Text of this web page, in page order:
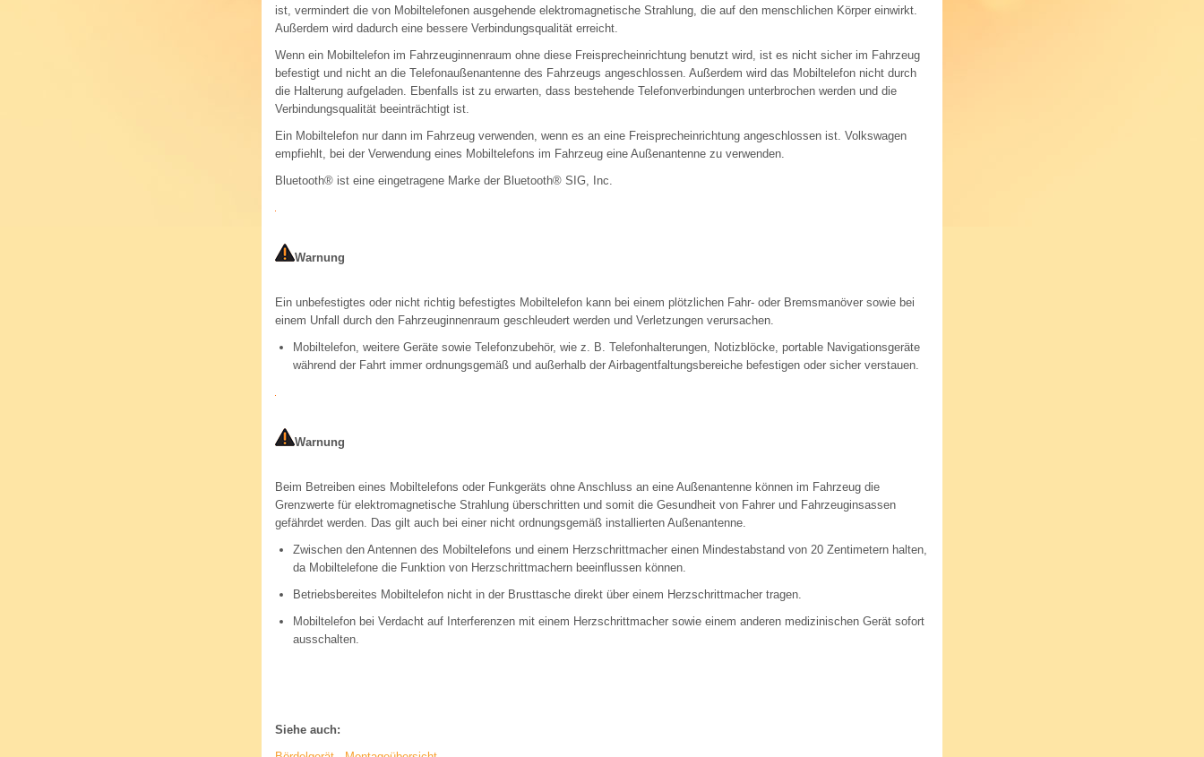
ist, vermindert die von Mobiltelefonen ausgehende elektromagnetische Strahlung, die auf den menschlichen Körper einwirkt.
Außerdem wird dadurch eine bessere Verbindungsqualität erreicht.
Wenn ein Mobiltelefon im Fahrzeuginnenraum ohne diese Freisprecheinrichtung benutzt wird, ist es nicht sicher im Fahrzeug
befestigt und nicht an die Telefonaußenantenne des Fahrzeugs angeschlossen. Außerdem wird das Mobiltelefon nicht durch
die Halterung aufgeladen. Ebenfalls ist zu erwarten, dass bestehende Telefonverbindungen unterbrochen werden und die
Verbindungsqualität beeinträchtigt ist.
Ein Mobiltelefon nur dann im Fahrzeug verwenden, wenn es an eine Freisprecheinrichtung angeschlossen ist. Volkswagen
empfiehlt, bei der Verwendung eines Mobiltelefons im Fahrzeug eine Außenantenne zu verwenden.
Bluetooth® ist eine eingetragene Marke der Bluetooth® SIG, Inc.
Warnung
Ein unbefestigtes oder nicht richtig befestigtes Mobiltelefon kann bei einem plötzlichen Fahr- oder Bremsmanöver sowie bei
einem Unfall durch den Fahrzeuginnenraum geschleudert werden und Verletzungen verursachen.
Mobiltelefon, weitere Geräte sowie Telefonzubehör, wie z. B. Telefonhalterungen, Notizblöcke, portable Navigationsgeräte
während der Fahrt immer ordnungsgemäß und außerhalb der Airbagentfaltungsbereiche befestigen oder sicher verstauen.
Warnung
Beim Betreiben eines Mobiltelefons oder Funkgeräts ohne Anschluss an eine Außenantenne können im Fahrzeug die
Grenzwerte für elektromagnetische Strahlung überschritten und somit die Gesundheit von Fahrer und Fahrzeuginsassen
gefährdet werden. Das gilt auch bei einer nicht ordnungsgemäß installierten Außenantenne.
Zwischen den Antennen des Mobiltelefons und einem Herzschrittmacher einen Mindestabstand von 20 Zentimetern halten,
da Mobiltelefone die Funktion von Herzschrittmachern beeinflussen können.
Betriebsbereites Mobiltelefon nicht in der Brusttasche direkt über einem Herzschrittmacher tragen.
Mobiltelefon bei Verdacht auf Interferenzen mit einem Herzschrittmacher sowie einem anderen medizinischen Gerät sofort
ausschalten.
Siehe auch: